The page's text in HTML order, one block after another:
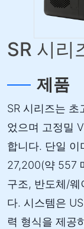
SR 시리
제품
SR 시리즈는
었으며 고정밀
합니다. 단일
27,200(약 557
구조, 반도체/웨
다. 시스템은
력 형식을 제공